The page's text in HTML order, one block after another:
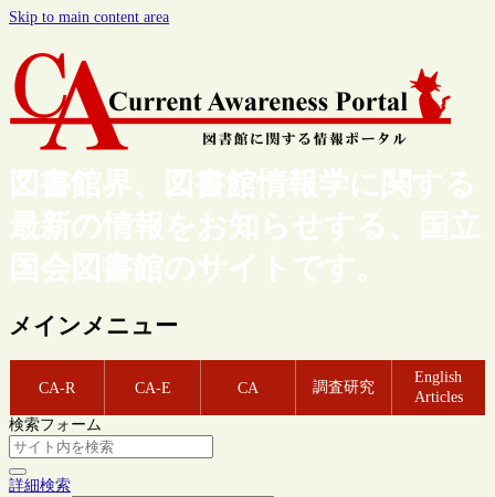
Skip to main content area
図書館界、図書館情報学に関する
最新の情報をお知らせする、国立
国会図書館のサイトです。
メインメニュー
CA-R CA-E CA 調査研究
English
Articles
検索フォーム
詳細検索